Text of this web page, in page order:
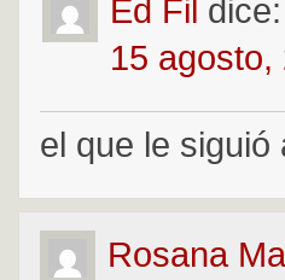
Ed Fil dice:
15 agosto,
el que le siguió
Rosana